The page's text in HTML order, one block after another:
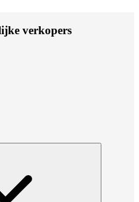
verkopers